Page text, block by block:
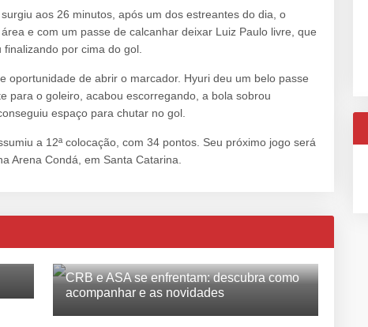
aos 26 minutos, após um dos estreantes do dia, o
e com um passe de calcanhar deixar Luiz Paulo livre, que
por cima do gol.
oportunidade de abrir o marcador. Hyuri deu um belo passe
para o goleiro, acabou escorregando, a bola sobrou
espaço para chutar no gol.
a 12ª colocação, com 34 pontos. Seu próximo jogo será
Arena Condá, em Santa Catarina.
CRB e ASA se enfrentam: descubra como
acompanhar e as novidades